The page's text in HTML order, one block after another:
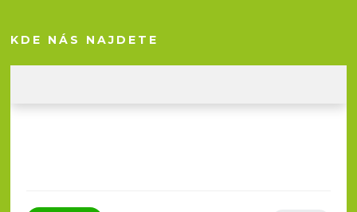
KDE NÁS NAJDETE